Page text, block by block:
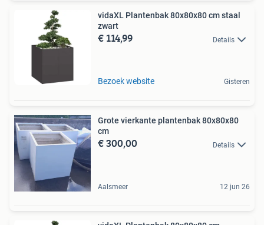
vidaXL Plantenbak 80x80x80 cm staal
zwart
€ 114,99 Details
Bezoek website Gisteren
Grote vierkante plantenbak 80x80x80
cm
€ 300,00 Details
Aalsmeer 12 jun 26